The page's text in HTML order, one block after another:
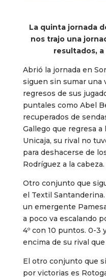
La quinta jornada
nos trajo una
resultados,
Abrió la jornada en
siguen sin sumar una
regresos de sus
puntales como Abel
recuperados de
Gallego que regresa
Unicaja, su rival no
para deshacerse de
Rodríguez a la cabeza.
Otro conjunto que
el Textil
un emergente
a poco va escalando
4º con 10 puntos. 0-3
encima de su rival
El otro conjunto que
por victorias es